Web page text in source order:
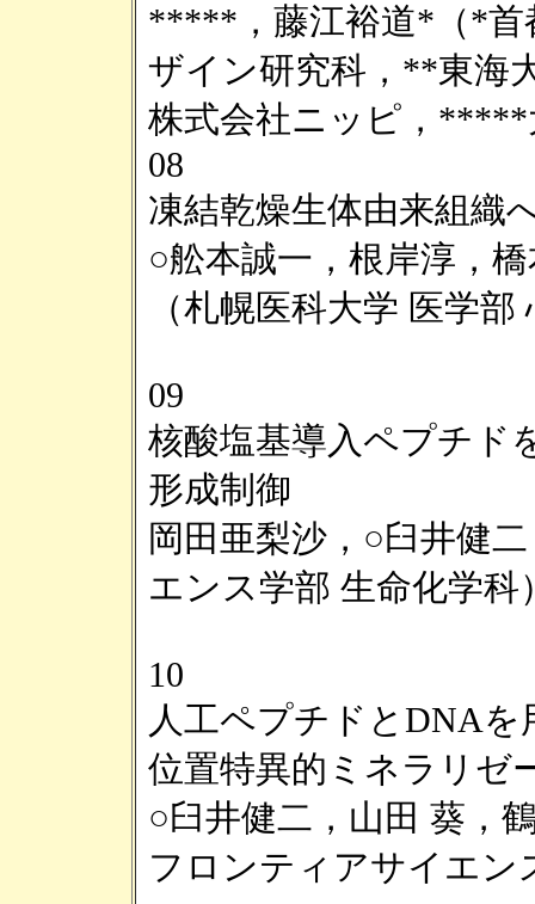
*****，藤江裕道*（*首
ザイン研究科，**東海
株式会社ニッピ，*****
08
凍結乾燥生体由来組織
○舩本誠一，根岸淳，
（札幌医科大学 医学
09
核酸塩基導入ペプチド
形成制御
岡田亜梨沙，○臼井健
エンス学部 生命化学科
10
人工ペプチドとDNA
位置特異的ミネラリゼ
○臼井健二，山田 葵，
フロンティアサイエン